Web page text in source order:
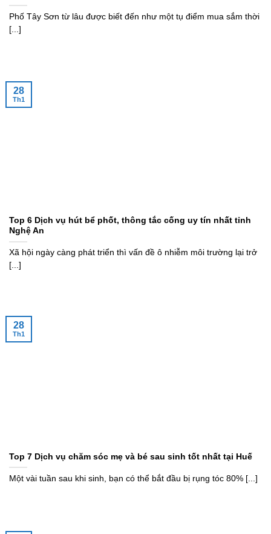
Phố Tây Sơn từ lâu được biết đến như một tụ điểm mua sắm thời
[...]
Top 6 Dịch vụ hút bể phốt, thông tắc cống uy tín nhất tỉnh
Nghệ An
Xã hội ngày càng phát triển thì vấn đề ô nhiễm môi trường lại trở
[...]
28
Th1
Top 7 Dịch vụ chăm sóc mẹ và bé sau sinh tốt nhất tại Huế
Một vài tuần sau khi sinh, bạn có thể bắt đầu bị rụng tóc 80% [...]
28
Th1